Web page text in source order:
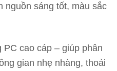
nguồn sáng tốt, màu sắc
cao cáp – giúp phân
gian nhẹ nhàng, thoải